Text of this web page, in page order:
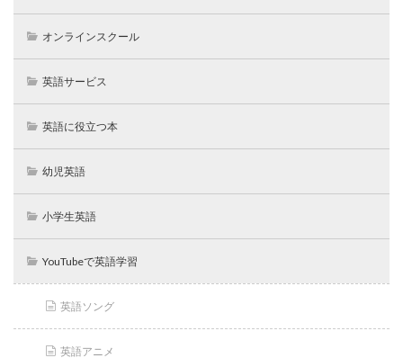
オンラインスクール
英語サービス
英語に役立つ本
幼児英語
小学生英語
YouTubeで英語学習
英語ソング
英語アニメ